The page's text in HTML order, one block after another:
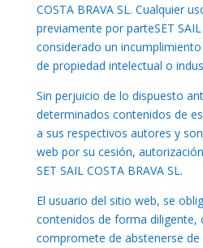
COSTA BRAVA SL. Cualquier
previamente por parteSET SAIL
considerado un
de propiedad intelectual o
Sin perjuicio de lo dispuesto
determinados contenidos de
a sus respectivos autores y
web por su cesión,
SET SAIL COSTA BRAVA SL.
El usuario del sitio web, se
contenidos de forma diligente,
compromete de abstenerse de